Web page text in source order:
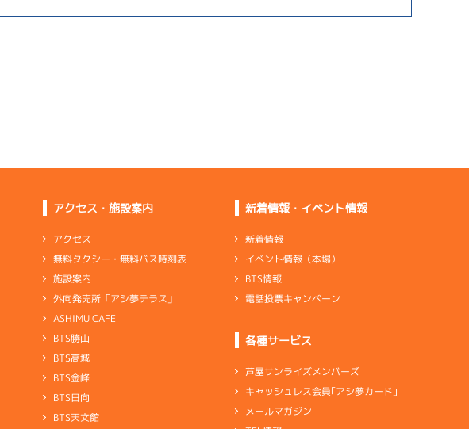
アクセス・施設案内
アクセス
無料タクシー・無料バス時刻表
施設案内
外向発売所「アシ夢テラス」
ASHIMU CAFE
BTS勝山
BTS高城
BTS金峰
BTS日向
BTS天文館
新着情報・イベント情報
新着情報
イベント情報（本場）
BTS情報
電話投票キャンペーン
各種サービス
芦屋サンライズメンバーズ
キャッシュレス会員｢アシ夢カード｣
メールマガジン